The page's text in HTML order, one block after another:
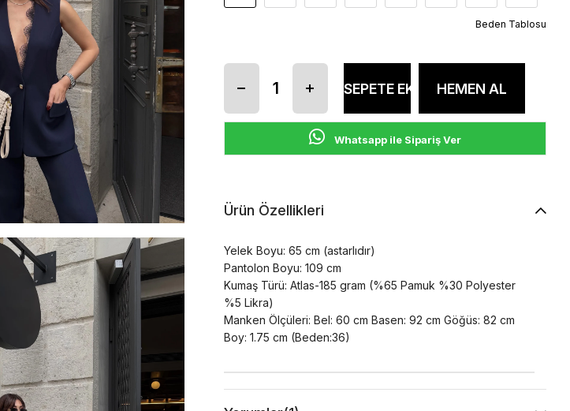
Beden Tablosu
Whatsapp ile Sipariş Ver
Ürün Özellikleri
Yelek Boyu: 65 cm (astarlıdır)
Pantolon Boyu: 109 cm
Kumaş Türü: Atlas-185 gram (%65 Pamuk %30 Polyester
%5 Likra)
Manken Ölçüleri: Bel: 60 cm Basen: 92 cm Göğüs: 82 cm
Boy: 1.75 cm (Beden:36)